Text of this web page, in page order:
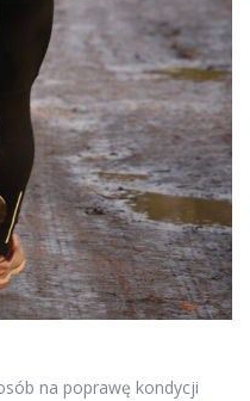
na poprawę kondycji